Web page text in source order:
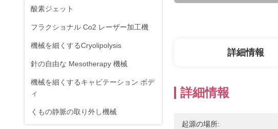
酸素ジェット
フラクショナル Co2 レーザー加工機
機械を細くするCryolipolysis
針の自由な Mesotherapy 機械
機械を細くするキャビテーション ボデ
ィ
くもの静脈の取り外し機械
詳細情報
詳細情報
起源の場所: